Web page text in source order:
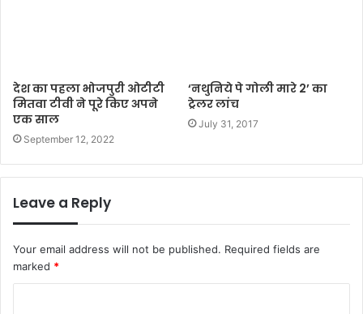
देश का पहला भोजपुरी ओटीटी
मितवा टीवी ने पूरे किए अपने
एक साल
September 12, 2022
‘नथुनिये पे गोली मारे 2’ का
ट्रेलर लांच
July 31, 2017
Leave a Reply
Your email address will not be published. Required fields are
marked *